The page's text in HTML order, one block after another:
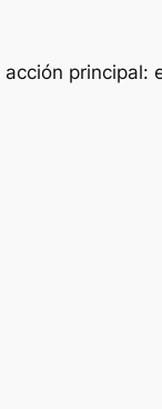
principal: